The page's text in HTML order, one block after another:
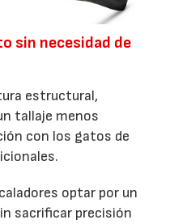
sin necesidad de
estructural,
tallaje menos
con los gatos de
optar por un
sacrificar precisión